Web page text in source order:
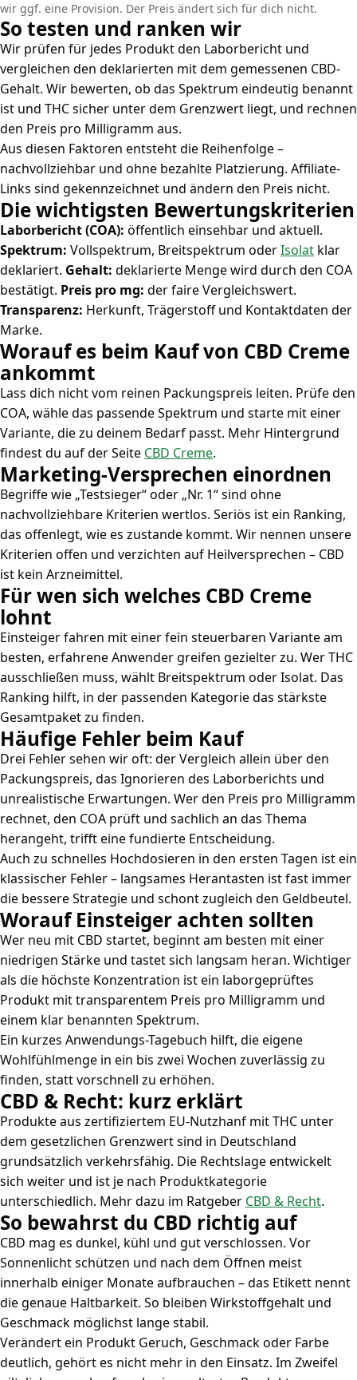
wir ggf. eine Provision. Der Preis ändert sich für dich nicht.
So testen und ranken wir
Wir prüfen für jedes Produkt den Laborbericht und
vergleichen den deklarierten mit dem gemessenen CBD-
Gehalt. Wir bewerten, ob das Spektrum eindeutig benannt
ist und THC sicher unter dem Grenzwert liegt, und rechnen
den Preis pro Milligramm aus.
Aus diesen Faktoren entsteht die Reihenfolge –
nachvollziehbar und ohne bezahlte Platzierung. Affiliate-
Links sind gekennzeichnet und ändern den Preis nicht.
Die wichtigsten Bewertungskriterien
Laborbericht (COA): öffentlich einsehbar und aktuell.
Spektrum: Vollspektrum, Breitspektrum oderIsolat klar
deklariert. Gehalt: deklarierte Menge wird durch den COA
bestätigt. Preis pro mg: der faire Vergleichswert.
Transparenz: Herkunft, Trägerstoff und Kontaktdaten der
Marke.
Worauf es beim Kauf von CBD Creme
ankommt
Lass dich nicht vom reinen Packungspreis leiten. Prüfe den
COA, wähle das passende Spektrum und starte mit einer
Variante, die zu deinem Bedarf passt. Mehr Hintergrund
findest du auf der Seite CBD Creme.
Marketing-Versprechen einordnen
Begriffe wie „Testsieger“ oder „Nr. 1“ sind ohne
nachvollziehbare Kriterien wertlos. Seriös ist ein Ranking,
das offenlegt, wie es zustande kommt. Wir nennen unsere
Kriterien offen und verzichten auf Heilversprechen – CBD
ist kein Arzneimittel.
Für wen sich welches CBD Creme
lohnt
Einsteiger fahren mit einer fein steuerbaren Variante am
besten, erfahrene Anwender greifen gezielter zu. Wer THC
ausschließen muss, wählt Breitspektrum oder Isolat. Das
Ranking hilft, in der passenden Kategorie das stärkste
Gesamtpaket zu finden.
Häufige Fehler beim Kauf
Drei Fehler sehen wir oft: der Vergleich allein über den
Packungspreis, das Ignorieren des Laborberichts und
unrealistische Erwartungen. Wer den Preis pro Milligramm
rechnet, den COA prüft und sachlich an das Thema
herangeht, trifft eine fundierte Entscheidung.
Auch zu schnelles Hochdosieren in den ersten Tagen ist ein
klassischer Fehler – langsames Herantasten ist fast immer
die bessere Strategie und schont zugleich den Geldbeutel.
Worauf Einsteiger achten sollten
Wer neu mit CBD startet, beginnt am besten mit einer
niedrigen Stärke und tastet sich langsam heran. Wichtiger
als die höchste Konzentration ist ein laborgeprüftes
Produkt mit transparentem Preis pro Milligramm und
einem klar benannten Spektrum.
Ein kurzes Anwendungs-Tagebuch hilft, die eigene
Wohlfühlmenge in ein bis zwei Wochen zuverlässig zu
finden, statt vorschnell zu erhöhen.
CBD & Recht: kurz erklärt
Produkte aus zertifiziertem EU-Nutzhanf mit THC unter
dem gesetzlichen Grenzwert sind in Deutschland
grundsätzlich verkehrsfähig. Die Rechtslage entwickelt
sich weiter und ist je nach Produktkategorie
unterschiedlich. Mehr dazu im Ratgeber CBD & Recht.
So bewahrst du CBD richtig auf
CBD mag es dunkel, kühl und gut verschlossen. Vor
Sonnenlicht schützen und nach dem Öffnen meist
innerhalb einiger Monate aufbrauchen – das Etikett nennt
die genaue Haltbarkeit. So bleiben Wirkstoffgehalt und
Geschmack möglichst lange stabil.
Verändert ein Produkt Geruch, Geschmack oder Farbe
deutlich, gehört es nicht mehr in den Einsatz. Im Zweifel